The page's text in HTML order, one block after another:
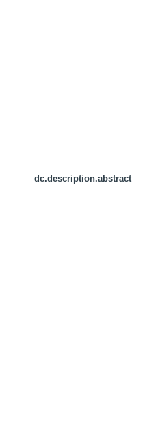
dc.description.abstract